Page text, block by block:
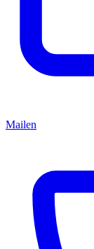
Mailen